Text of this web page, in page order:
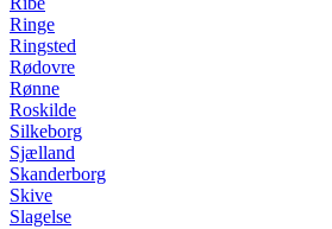
Ringe
Ringsted
Rødovre
Rønne
Roskilde
Silkeborg
Sjælland
Skanderborg
Skive
Slagelse